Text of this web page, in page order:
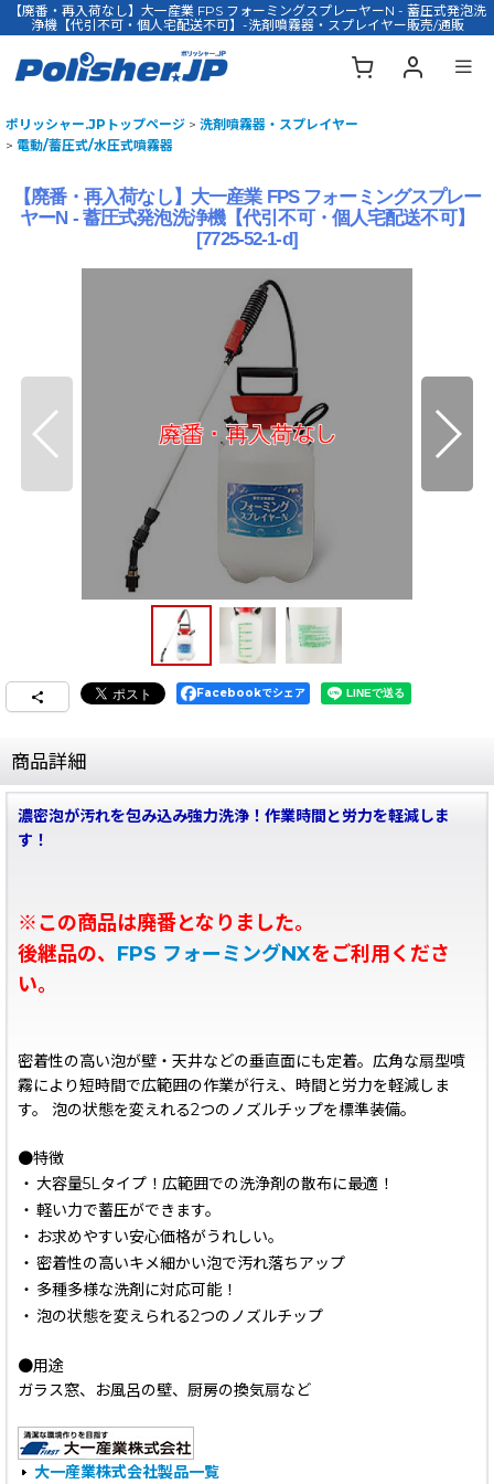
【廃番・再入荷なし】大一産業 FPS フォーミングスプレーヤーN - 蓄圧式発泡洗
浄機【代引不可・個人宅配送不可】-洗剤噴霧器・スプレイヤー販売/通販
ポリッシャー.JPトップページ > 洗剤噴霧器・スプレイヤー
> 電動/蓄圧式/水圧式噴霧器
【廃番・再入荷なし】大一産業 FPS フォーミングスプレー
ヤーN - 蓄圧式発泡洗浄機【代引不可・個人宅配送不可】
[7725-52-1-d]
Facebookでシェア
商品詳細
濃密泡が汚れを包み込み強力洗浄！作業時間と労力を軽減しま
す！
※この商品は廃番となりました。
後継品の、 FPS フォーミングNXをご利用くださ
い。
密着性の高い泡が壁・天井などの垂直面にも定着。広角な扇型噴
霧により短時間で広範囲の作業が行え、時間と労力を軽減しま
す。 泡の状態を変えれる2つのノズルチップを標準装備。
●特徴
・ 大容量5Lタイプ！広範囲での洗浄剤の散布に最適！
・ 軽い力で蓄圧ができます。
・ お求めやすい安心価格がうれしい。
・ 密着性の高いキメ細かい泡で汚れ落ちアップ
・ 多種多様な洗剤に対応可能！
・ 泡の状態を変えられる2つのノズルチップ
●用途
ガラス窓、お風呂の壁、厨房の換気扇など
大一産業株式会社製品一覧